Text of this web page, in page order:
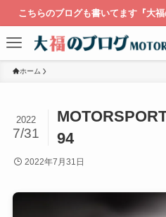
こちらのブログも書いてます『大福
ホーム
94
2022
7/31
2022年7月31日